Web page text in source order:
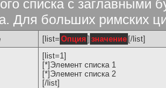
списка с заглавными
Для больших римских
[list= Опция ] значение [/list]
[list=1]
[*]Элемент списка 1
[*]Элемент списка 2
[/list]